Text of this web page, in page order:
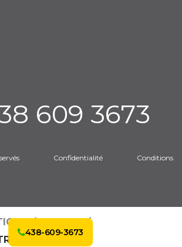
609 3673
Confidentialité Conditions
438-609-3673
3202041